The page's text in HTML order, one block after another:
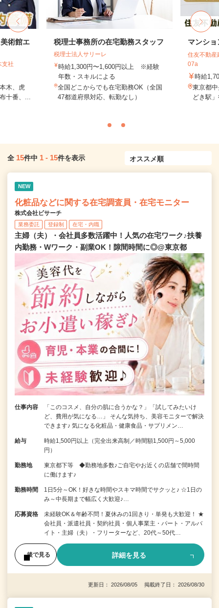
術館エ
社
木、虎
十番、...
税理士事務所の在宅勤務スタッフ
税理士法人サリーレ
時給1,300円〜1,600円以上 ※経験
年数・スキルによる
全国どこからでも在宅勤務OK（全国
47都道府県対応、転勤なし）
マンシ
住友不動産
07a
時給
東京都
どき駅
全 15件中 1 - 15件を表示
NEW
化粧品などに関する在宅調査員・在宅モニター
株式会社ビサーチ
業務委託 登録制 在宅・内職
主婦（夫）・会社員多数活躍中！人気の在宅ワーク♪扶養
内勤務・Wワーク・副業OK！隙間時間に◎@東京都
仕事内容
「このコスメ、自分の肌に合うかな？」「試してみたいけ
ど、費用が気になる…」 そんな気持ち、美容モニターで解決
できます♪ 気になる化粧品・健康食品・サプリメン…
給与
時給1,500円以上（完全出来高制／時間額1,500円～5,000
円）
勤務地
東京都下等 ◆勤務地多数♪ご自宅やお近くの店舗で間時間
に働けます♪
勤務時間
1日5分～OK！好きな時間やスキマ時間でサクッと♪ ☆1日の
み～中長期まで幅広く大歓迎♪…
応募資格
未経験OK＆年齢不問！夏休みの1回きり・単発も大歓迎！ ★
会社員・派遣社員・契約社員・個人事業主・パート・アルバ
イト・主婦（夫）・フリーターなど、20代～50代…
後で見る 詳細を見る
更新日： 2026/08/05 掲載終了日： 2026/08/30